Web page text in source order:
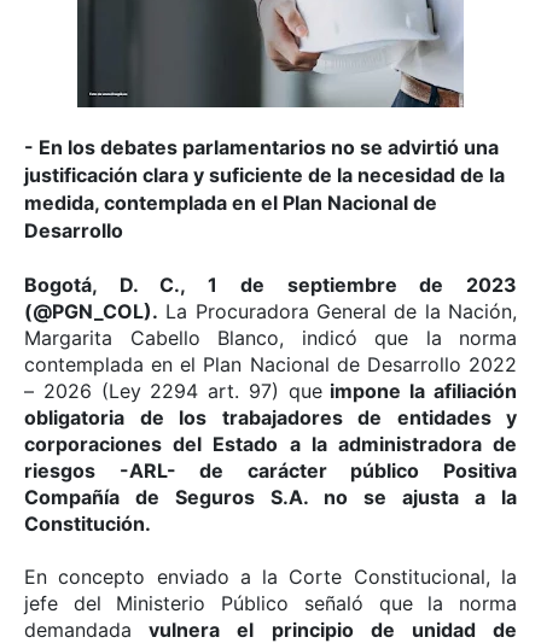
- En los debates parlamentarios no se advirtió una
justificación clara y suficiente de la necesidad de la
medida, contemplada en el Plan Nacional de
Desarrollo
Bogotá, D. C., 1 de septiembre de 2023
(@PGN_COL). La Procuradora General de la Nación,
Margarita Cabello Blanco, indicó que la norma
contemplada en el Plan Nacional de Desarrollo 2022
– 2026 (Ley 2294 art. 97) queimpone la afiliación
obligatoria de los trabajadores de entidades y
corporaciones del Estado a la administradora de
riesgos -ARL- de carácter público Positiva
Compañía de Seguros S.A. no se ajusta a la
Constitución.
En concepto enviado a la Corte Constitucional, la
jefe del Ministerio Público señaló que la norma
demandada vulnera el principio de unidad de